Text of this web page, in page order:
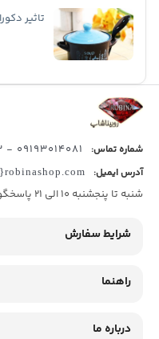
تاثیر
شماره تماس: 09193014081 - 02133790323
آدرس ایمیل:
شنبه تا پنجشنبه 10 الی 21 پاسخگو شما هستیم
شرایط سفارش
راهنما
درباره ما